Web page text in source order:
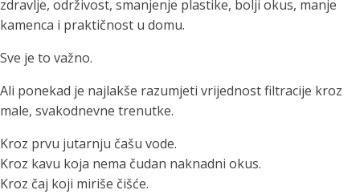
zdravlje, održivost, smanjenje plastike, bolji okus, manje
kamenca i praktičnost u domu.
Sve je to važno.
Ali ponekad je najlakše razumjeti vrijednost filtracije kroz
male, svakodnevne trenutke.
Kroz prvu jutarnju čašu vode.
Kroz kavu koja nema čudan naknadni okus.
Kroz čaj koji miriše čišće.